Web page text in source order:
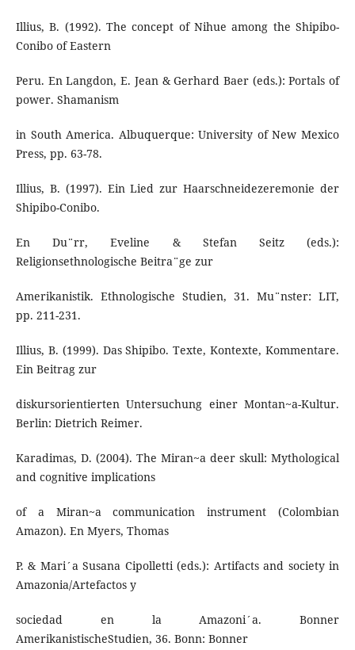
Illius, B. (1992). The concept of Nihue among the Shipibo-
Conibo of Eastern
Peru. En Langdon, E. Jean & Gerhard Baer (eds.): Portals of
power. Shamanism
in South America. Albuquerque: University of New Mexico
Press, pp. 63-78.
Illius, B. (1997). Ein Lied zur Haarschneidezeremonie der
Shipibo-Conibo.
En Du¨rr, Eveline & Stefan Seitz (eds.):
Religionsethnologische Beitra¨ge zur
Amerikanistik. Ethnologische Studien, 31. Mu¨nster: LIT,
pp. 211-231.
Illius, B. (1999). Das Shipibo. Texte, Kontexte, Kommentare.
Ein Beitrag zur
diskursorientierten Untersuchung einer Montan~a-Kultur.
Berlin: Dietrich Reimer.
Karadimas, D. (2004). The Miran~a deer skull: Mythological
and cognitive implications
of a Miran~a communication instrument (Colombian
Amazon). En Myers, Thomas
P. & Mari´a Susana Cipolletti (eds.): Artifacts and society in
Amazonia/Artefactos y
sociedad en la Amazoni´a. Bonner
AmerikanistischeStudien, 36. Bonn: Bonner